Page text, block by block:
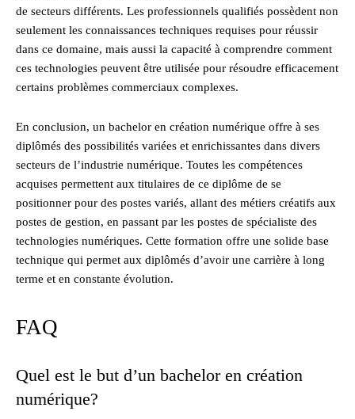
de secteurs différents. Les professionnels qualifiés possèdent non
seulement les connaissances techniques requises pour réussir
dans ce domaine, mais aussi la capacité à comprendre comment
ces technologies peuvent être utilisée pour résoudre efficacement
certains problèmes commerciaux complexes.
En conclusion, un bachelor en création numérique offre à ses
diplômés des possibilités variées et enrichissantes dans divers
secteurs de l’industrie numérique. Toutes les compétences
acquises permettent aux titulaires de ce diplôme de se
positionner pour des postes variés, allant des métiers créatifs aux
postes de gestion, en passant par les postes de spécialiste des
technologies numériques. Cette formation offre une solide base
technique qui permet aux diplômés d’avoir une carrière à long
terme et en constante évolution.
FAQ
Quel est le but d’un bachelor en création
numérique?